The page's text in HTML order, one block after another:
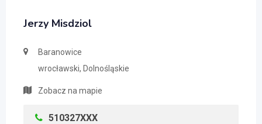
Jerzy Misdziol
Baranowice
wrocławski, Dolnośląskie
Zobacz na mapie
510327XXX